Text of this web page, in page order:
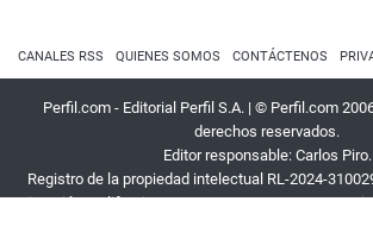
CANALES RSS QUIENES SOMOS CONTÁCTENOS
Perfil.com - Editorial Perfil S.A. | © Perfil.com
derechos reservados.
Editor responsable: Carlos Piro.
Registro de la propiedad intelectual RL-2024-
Dirección:California 2715,C1289ABI,CABA,